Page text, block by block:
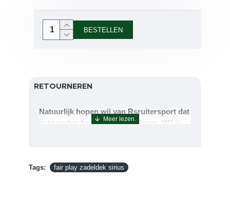
BESTELLEN
RETOURNEREN
Natuurlijk hopen wij van Rsruitersport dat
je tevreden bent met uw aankoop. Wil je
terug sturen naar : Rsruitersport
Tags: fair play zadeldek sirius